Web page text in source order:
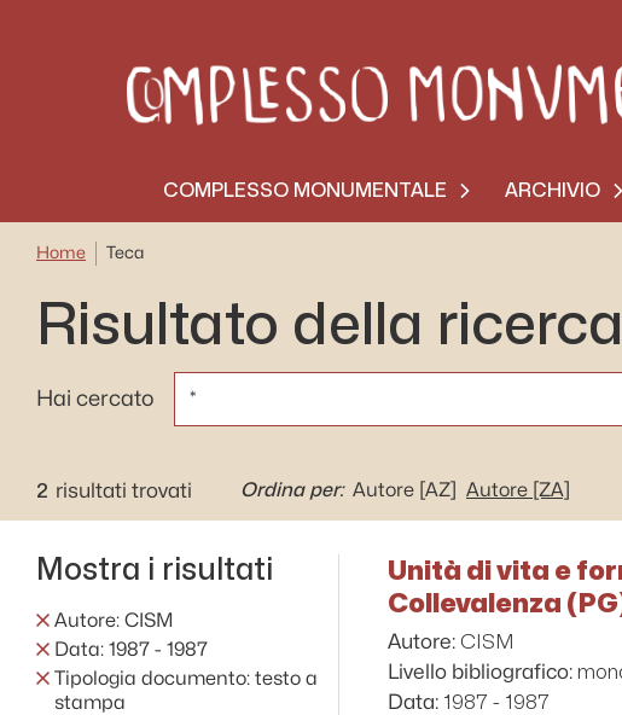
COMPLESSO MONUMENTALE ARCHIVIO
Home Teca
Risultato della ricerca
Hai cercato
2 risultati trovati Ordina per: Autore [AZ] Autore [ZA]
Mostra i risultati
Autore: CISM
Data: 1987 - 1987
Tipologia documento: testo a
stampa
Unità di vita e
Collevalenza
Autore: CISM
Livello bibliografico:
Data: 1987 - 1987